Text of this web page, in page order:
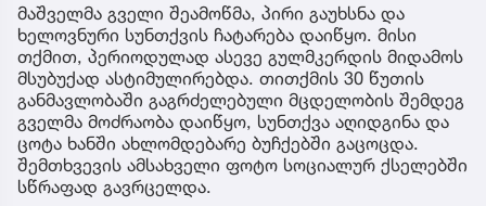
მაშველმა გველი შეამოწმა, პირი გაუხსნა და
ხელოვნური სუნთქვის ჩატარება დაიწყო. მისი
თქმით, პერიოდულად ასევე გულმკერდის მიდამოს
მსუბუქად ასტიმულირებდა. თითქმის 30 წუთის
განმავლობაში გაგრძელებული მცდელობის შემდეგ
გველმა მოძრაობა დაიწყო, სუნთქვა აღიდგინა და
ცოტა ხანში ახლომდებარე ბუჩქებში გაცოცდა.
შემთხვევის ამსახველი ფოტო სოციალურ ქსელებში
სწრაფად გავრცელდა.